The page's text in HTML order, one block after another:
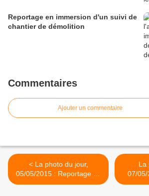
Reportage en immersion d'un suivi de
chantier de démolition
Commentaires
Ajouter un commentaire
< La photo du jour,
05/05/2015 : Reportage en
immersion pour le cirque
La
07/05/